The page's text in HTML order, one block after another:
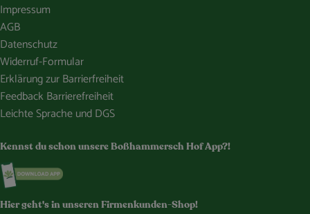
Impressum
AGB
Datenschutz
Widerruf-Formular
Erklärung zur Barrierfreiheit
Feedback Barrierefreiheit
Leichte Sprache und DGS
Kennst du schon unsere Boßhammersch Hof App?!
Externer Link zu https://www.bosshammersch-
Hier geht's in unseren Firmenkunden-Shop!